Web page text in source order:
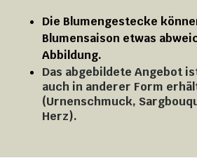
Die Blumengestecke
Blumensaison etwas
Abbildung.
Das abgebildete Angebot
auch in anderer Form
(Urnenschmuck,
Herz).